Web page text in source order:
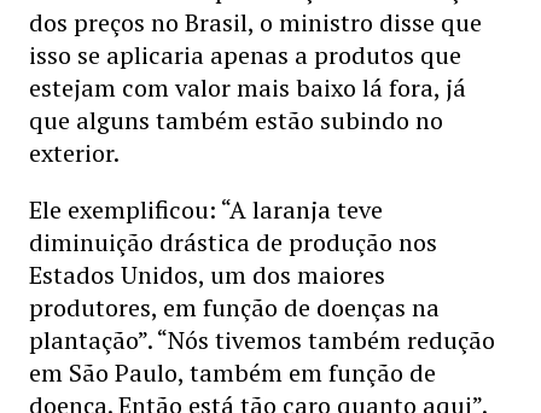
dos preços no Brasil, o ministro disse que
isso se aplicaria apenas a produtos que
estejam com valor mais baixo lá fora, já
que alguns também estão subindo no
exterior.
Ele exemplificou: “A laranja teve
diminuição drástica de produção nos
Estados Unidos, um dos maiores
produtores, em função de doenças na
plantação”. “Nós tivemos também redução
em São Paulo, também em função de
doença. Então está tão caro quanto aqui”.